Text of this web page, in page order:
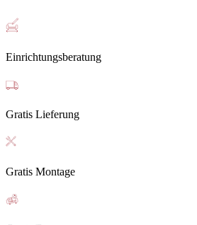
Einrichtungsberatung
Gratis Lieferung
Gratis Montage